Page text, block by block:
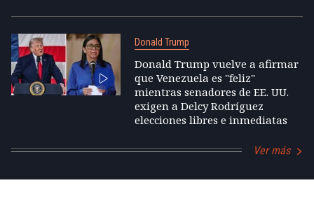
Donald Trump
Donald Trump vuelve a afirmar
que Venezuela es "feliz"
mientras senadores de EE. UU.
exigen a Delcy Rodríguez
elecciones libres e inmediatas
Ver más